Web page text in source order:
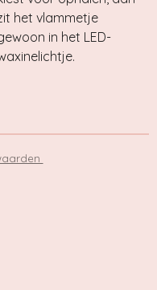
het vlammetje
in het LED-